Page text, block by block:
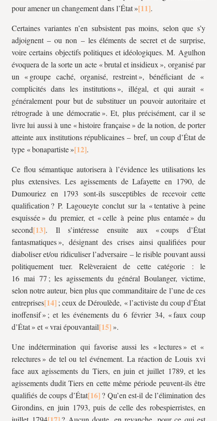
pour amener un changement dans l’État »
.
Certaines variantes n’en subsistent pas moins, selon que s’y
adjoignent – ou non – les éléments de secret et de surprise,
voire certains objectifs politiques et idéologiques. M. Agulhon
évoquera de la sorte un acte « brutal et insidieux », organisé par
un « groupe caché, organisé, restreint », bénéficiant de «
complicités dans les institutions », illégal, et qui aurait «
généralement pour but de substituer un pouvoir autoritaire et
rétrograde à une démocratie ». Et, plus précisément, car il se
livre lui aussi à une « histoire française » de la notion, de porter
atteinte aux institutions républicaines – bref, un coup d’État de
type « bonapartiste »
.
Ce flou sémantique autorisera à l’évidence les utilisations les
plus extensives. Les agissements de Lafayette en 1790, de
Dumouriez en 1793 sont-ils susceptibles de recevoir cette
qualification ? P. Lagoueyte conclut sur la « tentative à peine
esquissée » du premier, et « celle à peine plus entamée » du
second
. Il s’intéresse ensuite aux « coups d’État
fantasmatiques », désignant des crises ainsi qualifiées pour
diaboliser et/ou ridiculiser l’adversaire – le risible pouvant aussi
politiquement tuer. Relèveraient de cette catégorie : le
16 mai 77 ; les agissements du général Boulanger, victime,
selon notre auteur, bien plus que commanditaire de l’une de ces
entreprises
; ceux de Déroulède, « l’activiste du coup d’État
inoffensif » ; et les événements du 6 février 34, « faux coup
d’État » et « vrai épouvantail
».
Une indétermination qui favorise aussi les « lectures » et «
relectures » de tel ou tel événement. La réaction de Louis xvi
face aux agissements du Tiers, en juin et juillet 1789, et les
agissements dudit Tiers en cette même période peuvent-ils être
qualifiés de coups d’État
? Qu’en est-il de l’élimination des
Girondins, en juin 1793, puis de celle des robespierristes, en